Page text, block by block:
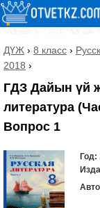
ДҮЖ › 8 класс ›
2018 ›
ГДЗ Дайын үй
литература
Вопрос 1
Год: